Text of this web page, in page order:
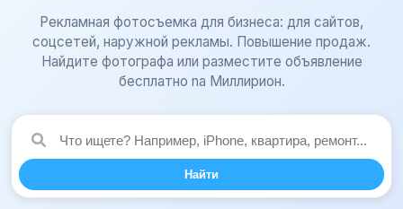
Рекламная фотосъемка для бизнеса: для сайтов,
соцсетей, наружной рекламы. Повышение продаж.
Найдите фотографа или разместите объявление
бесплатно na Миллирион.
Найти